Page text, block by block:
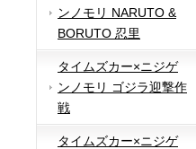
ンノモリ NARUTO &
BORUTO 忍里
タイムズカー×ニジゲ
ンノモリ ゴジラ迎撃作
戦
タイムズカー×ニジゲ